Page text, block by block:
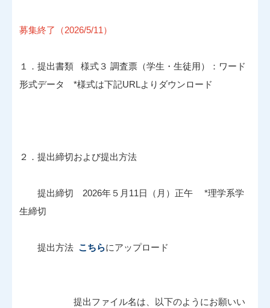
募集終了（2026/5/11）
１．提出書類 様式３ 調査票（学生・生徒用）：ワード
形式データ *様式は下記URLよりダウンロード
２．提出締切および提出方法
提出締切 2026年５月11日（月）正午 *理学系学
生締切
提出方法 こちらにアップロード
提出ファイル名は、以下のようにお願いい